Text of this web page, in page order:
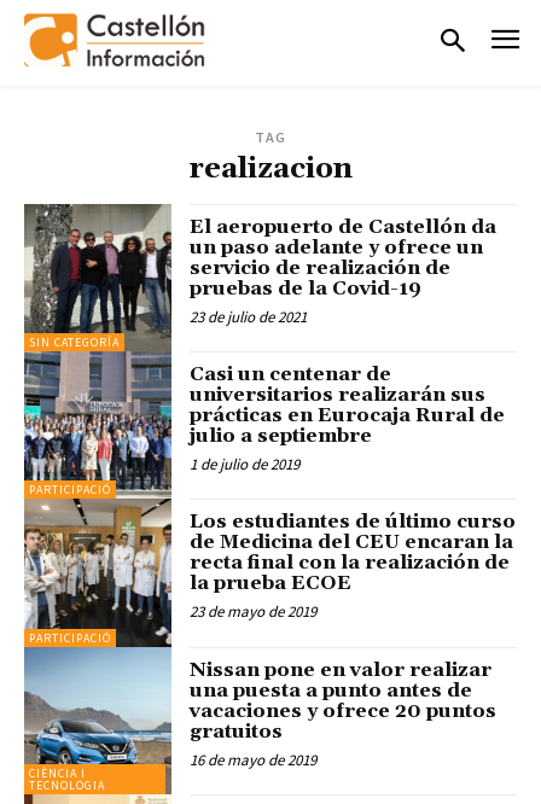
TAG
realizacion
SIN CATEGORÍA
El aeropuerto de Castellón da
un paso adelante y ofrece un
servicio de realización de
pruebas de la Covid-19
23 de julio de 2021
PARTICIPACIÓ
Casi un centenar de
universitarios realizarán sus
prácticas en Eurocaja Rural de
julio a septiembre
1 de julio de 2019
PARTICIPACIÓ
Los estudiantes de último curso
de Medicina del CEU encaran la
recta final con la realización de
la prueba ECOE
23 de mayo de 2019
CIÈNCIA I
TECNOLOGIA
Nissan pone en valor realizar
una puesta a punto antes de
vacaciones y ofrece 20 puntos
gratuitos
16 de mayo de 2019